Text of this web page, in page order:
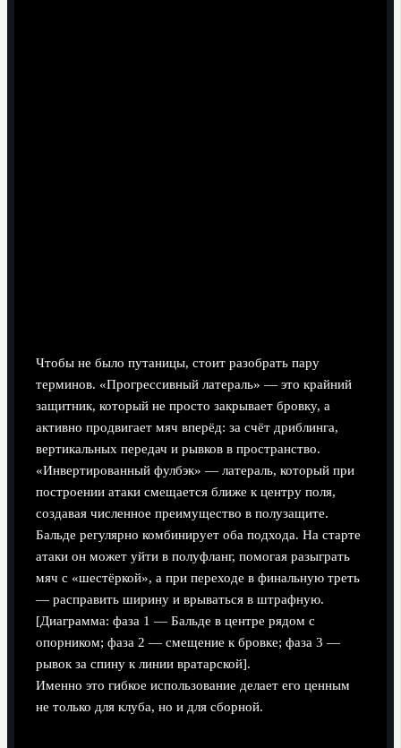
Чтобы не было путаницы, стоит разобрать пару
терминов. «Прогрессивный латераль» — это крайний
защитник, который не просто закрывает бровку, а
активно продвигает мяч вперёд: за счёт дриблинга,
вертикальных передач и рывков в пространство.
«Инвертированный фулбэк» — латераль, который при
построении атаки смещается ближе к центру поля,
создавая численное преимущество в полузащите.
Бальде регулярно комбинирует оба подхода. На старте
атаки он может уйти в полуфланг, помогая разыграть
мяч с «шестёркой», а при переходе в финальную треть
— расправить ширину и врываться в штрафную.
[Диаграмма: фаза 1 — Бальде в центре рядом с
опорником; фаза 2 — смещение к бровке; фаза 3 —
рывок за спину к линии вратарской].
Именно это гибкое использование делает его ценным
не только для клуба, но и для сборной.